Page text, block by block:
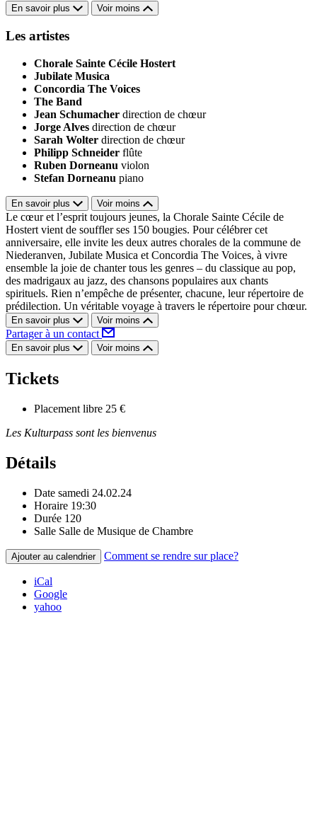
En savoir plus Voir moins
Les artistes
Chorale Sainte Cécile Hostert
Jubilate Musica
Concordia The Voices
The Band
Jean Schumacher direction de chœur
Jorge Alves direction de chœur
Sarah Wolter direction de chœur
Philipp Schneider flûte
Ruben Dorneanu violon
Stefan Dorneanu piano
En savoir plus Voir moins
Le cœur et l’esprit toujours jeunes, la Chorale Sainte Cécile de
Hostert vient de souffler ses 150 bougies. Pour célébrer cet
anniversaire, elle invite les deux autres chorales de la commune de
Niederanven, Jubilate Musica et Concordia The Voices, à vivre
ensemble la joie de chanter tous les genres – du classique au pop,
des madrigaux au jazz, des chansons populaires aux chants
spirituels. Rien n’empêche de présenter, chacune, leur répertoire de
prédilection. Un véritable voyage à travers le répertoire pour chœur.
En savoir plus Voir moins
Partager à un contact
En savoir plus Voir moins
Tickets
Placement libre 25 €
Les Kulturpass sont les bienvenus
Détails
Date samedi 24.02.24
Horaire 19:30
Durée 120
Salle Salle de Musique de Chambre
Ajouter au calendrier Comment se rendre sur place?
iCal
Google
yahoo